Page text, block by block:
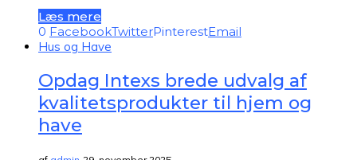
Læs mere
0 FacebookTwitterPinterestEmail
Hus og Have
Opdag Intexs brede udvalg af
kvalitetsprodukter til hjem og
have